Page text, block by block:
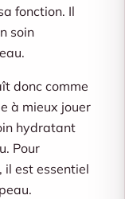
fonction. Il
soin
donc comme
à mieux jouer
hydratant
Pour
il est essentiel